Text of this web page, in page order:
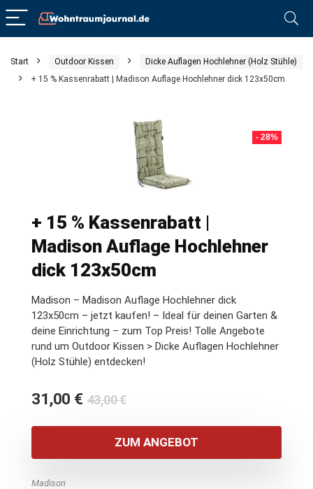
Start Outdoor Kissen
Dicke Auflagen Hochlehner (Holz Stühle)
+ 15 % Kassenrabatt | Madison Auflage Hochlehner dick 123x50cm
- 28%
+ 15 % Kassenrabatt |
Madison Auflage Hochlehner
dick 123x50cm
Madison – Madison Auflage Hochlehner dick
123x50cm – jetzt kaufen! – Ideal für deinen Garten &
deine Einrichtung – zum Top Preis! Tolle Angebote
rund um Outdoor Kissen > Dicke Auflagen Hochlehner
(Holz Stühle) entdecken!
43,00€Ursprünglicher
war:
43,00 €
31,00 €
Aktueller
ist:
31,00 €.
ZUM ANGEBOT
Madison